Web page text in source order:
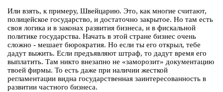
Или взять, к примеру, Швейцарию. Это, как многие считают,
полицейское государство, и достаточно закрытое. Но там есть
своя логика и в законах развития бизнеса, и в фискальной
политике государства. Начать в этой стране бизнес очень
сложно - мешает бюрократия. Но если ты его открыл, тебе
дадут выжить. Если предъявляют штраф, то дадут время его
выплатить. Там никто внезапно не «заморозит» документацию
твоей фирмы. То есть даже при наличии жесткой
регламентации видна государственная заинтересованность в
развитии частного бизнеса.